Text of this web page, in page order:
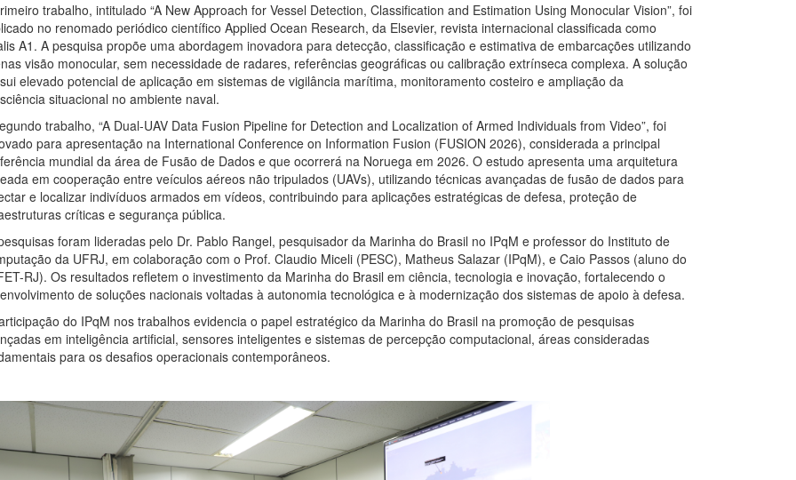
trabalho, intitulado “A New Approach for Vessel Detection, Classification and Estimation Using Monocular Vision”, foi
no renomado periódico científico Applied Ocean Research, da Elsevier, revista internacional classificada como
A1. A pesquisa propõe uma abordagem inovadora para detecção, classificação e estimativa de embarcações utilizando
visão monocular, sem necessidade de radares, referências geográficas ou calibração extrínseca complexa. A solução
elevado potencial de aplicação em sistemas de vigilância marítima, monitoramento costeiro e ampliação da
situacional no ambiente naval.
trabalho, “A Dual-UAV Data Fusion Pipeline for Detection and Localization of Armed Individuals from Video”, foi
para apresentação na International Conference on Information Fusion (FUSION 2026), considerada a principal
mundial da área de Fusão de Dados e que ocorrerá na Noruega em 2026. O estudo apresenta uma arquitetura
em cooperação entre veículos aéreos não tripulados (UAVs), utilizando técnicas avançadas de fusão de dados para
e localizar indivíduos armados em vídeos, contribuindo para aplicações estratégicas de defesa, proteção de
críticas e segurança pública.
foram lideradas pelo Dr. Pablo Rangel, pesquisador da Marinha do Brasil no IPqM e professor do Instituto de
da UFRJ, em colaboração com o Prof. Claudio Miceli (PESC), Matheus Salazar (IPqM), e Caio Passos (aluno do
RJ). Os resultados refletem o investimento da Marinha do Brasil em ciência, tecnologia e inovação, fortalecendo o
de soluções nacionais voltadas à autonomia tecnológica e à modernização dos sistemas de apoio à defesa.
do IPqM nos trabalhos evidencia o papel estratégico da Marinha do Brasil na promoção de pesquisas
em inteligência artificial, sensores inteligentes e sistemas de percepção computacional, áreas consideradas
para os desafios operacionais contemporâneos.